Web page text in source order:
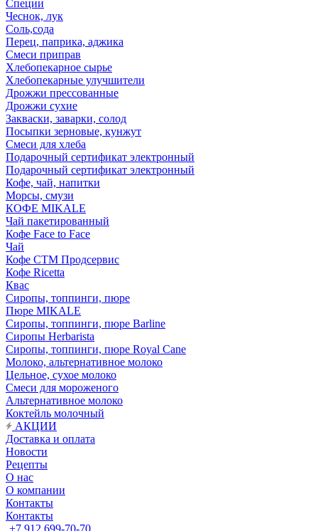
Специи
Чеснок, лук
Соль,сода
Перец, паприка, аджика
Смеси приправ
Хлебопекарное сырье
Хлебопекарные улучшители
Дрожжи прессованные
Дрожжи сухие
Закваски, заварки, солод
Посыпки зерновые, кунжут
Смеси для хлеба
Подарочный сертификат электронный
Подарочный сертификат электронный
Кофе, чай, напитки
Морсы, смузи
КОФЕ MIKALE
Чай пакетированный
Кофе Face to Face
Чай
Кофе СТМ Продсервис
Кофе Ricetta
Квас
Сиропы, топпинги, пюре
Пюре MIKALE
Сиропы, топпинги, пюре Barline
Сиропы Herbarista
Сиропы, топпинги, пюре Royal Cane
Молоко, альтернативное молоко
Цельное, сухое молоко
Смеси для мороженого
Альтернативное молоко
Коктейль молочный
АКЦИИ
Доставка и оплата
Новости
Рецепты
О нас
О компании
Контакты
Контакты
+7 912 699-70-70